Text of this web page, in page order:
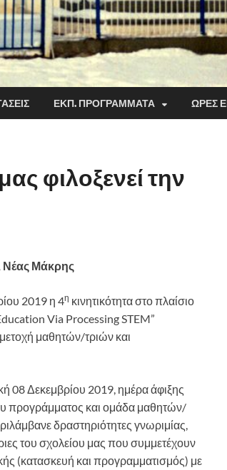
ΕΚΠ. ΠΡΟΓΡΆΜΜΑΤΑ ΏΡΕΣ
φιλοξενεί την
Νέας Μάκρης
2019 η 4η κινητικότητα στο πλαίσιο
Via Processing STEM”
μαθητών/τριών και
08 Δεκεμβρίου 2019, ημέρα άφιξης
προγράμματος και ομάδα μαθητών/
δραστηριότητες γνωριμίας,
του σχολείου μας που συμμετέχουν
(κατασκευή και προγραμματισμός) με